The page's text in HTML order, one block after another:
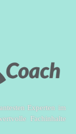
Experten im
Fachinhalte